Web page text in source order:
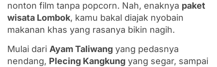
nonton film tanpa popcorn. Nah, enaknya paket
wisata Lombok, kamu bakal diajak nyobain
makanan khas yang rasanya bikin nagih.
Mulai dari Ayam Taliwang yang pedasnya
nendang, Plecing Kangkung yang segar, sampai